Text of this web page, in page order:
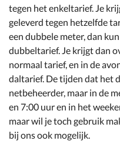
tegen het enkeltarief. Je
geleverd tegen hetzelfde
een dubbele meter, dan
dubbeltarief. Je krijgt dan
normaal tarief, en in de
daltarief. De tijden dat het
netbeheerder, maar in de
en 7:00 uur en in het
maar wil je toch gebruik
bij ons ook mogelijk.